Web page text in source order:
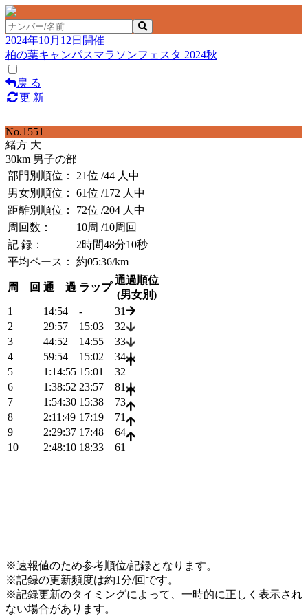
2024年10月12日開催
柏の葉キャンパスマラソンフェスタ 2024秋
戻 る
更 新
No.1551
緒方 大
30km 男子の部
部門別順位：
21位 /44 人中
男女別順位：
61位 /172 人中
距離別順位：
72位 /204 人中
周回数：
10周 /10周回
記 録：
2時間48分10秒
平均ペース：
約05:36/km
周 回 通 過 ラップ
通過順位
(男女別)
1
14:54 -
31
2
29:57 15:03
32
3
44:52 14:55
33
4
59:54 15:02
34
5
1:14:55 15:01
32
6
1:38:52 23:57
81
7
1:54:30 15:38
73
8
2:11:49 17:19
71
9
2:29:37 17:48
64
10
2:48:10 18:33 61
※速報値のため参考順位/記録となります。
※記録の更新頻度は約1分/回です。
※記録更新のタイミングによって、一時的に正しく表示され
ない場合があります。